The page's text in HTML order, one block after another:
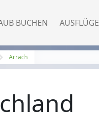
BUCHEN AUSFLÜGE
Arrach